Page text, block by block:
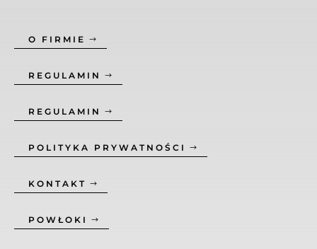
O FIRMIE
REGULAMIN
REGULAMIN
POLITYKA PRYWATNOŚCI
KONTAKT
POWŁOKI